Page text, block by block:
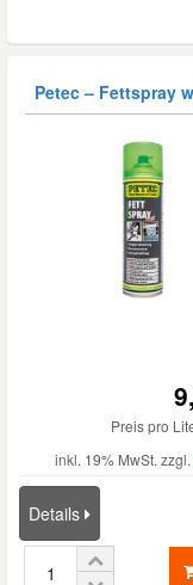
Petec – Fettspray
Preis pro
inkl. 19% MwSt. zzgl.
Details